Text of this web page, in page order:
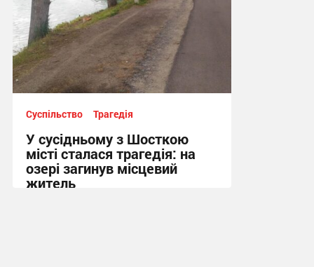
Суспільство Трагедія
У сусідньому з Шосткою
місті сталася трагедія: на
озері загинув місцевий
житель